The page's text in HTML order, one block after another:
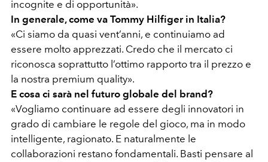
incognite e di opportunità».
In generale, come va Tommy Hilfiger in Italia?
«Ci siamo da quasi vent’anni, e continuiamo ad
essere molto apprezzati. Credo che il mercato ci
riconosca soprattutto l’ottimo rapporto tra il prezzo e
la nostra premium quality».
E cosa ci sarà nel futuro globale del brand?
«Vogliamo continuare ad essere degli innovatori in
grado di cambiare le regole del gioco, ma in modo
intelligente, ragionato. E naturalmente le
collaborazioni restano fondamentali. Basti pensare al